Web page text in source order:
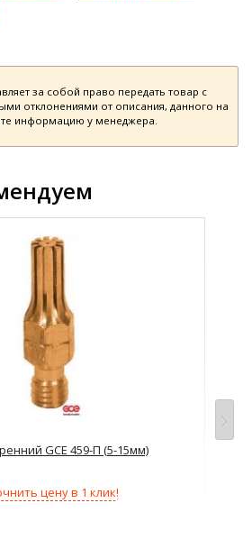
за собой право передать товар с
отклонениями от описания, данного на
информацию у менеджера.
GCE 459-П (5-15мм)
цену в 1 клик!